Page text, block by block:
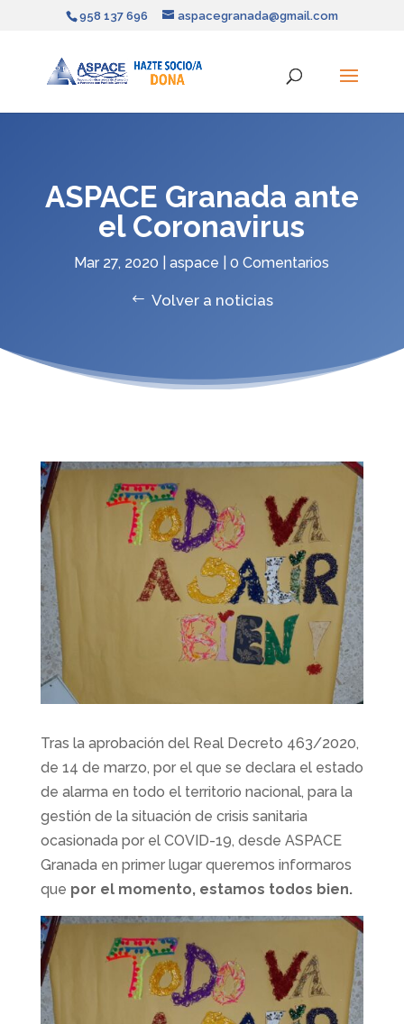
958 137 696 aspacegranada@gmail.com
ASPACE Granada ante
el Coronavirus
Mar 27, 2020 |aspace |0 Comentarios
Volver a noticias
Tras la aprobación del Real Decreto 463/2020,
de 14 de marzo, por el que se declara el estado
de alarma en todo el territorio nacional, para la
gestión de la situación de crisis sanitaria
ocasionada por el COVID-19, desde ASPACE
Granada en primer lugar queremos informaros
que por el momento, estamos todos bien.